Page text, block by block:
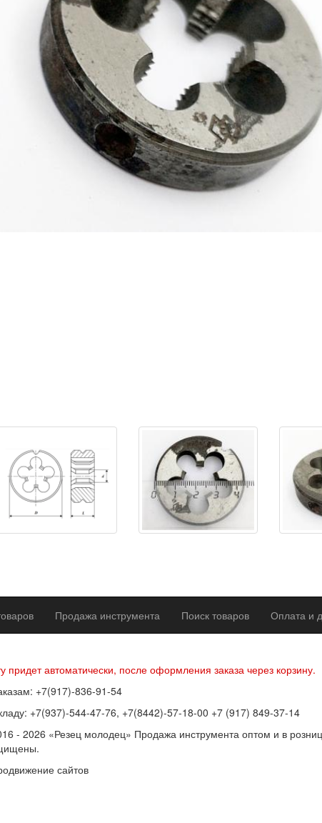
трапецеидальной резьбы.
)
Продажа инструмента Поиск товаров Оплата и
придет автоматически, после оформления заказа через корзину.
+7(917)-836-91-54
+7(937)-544-47-76, +7(8442)-57-18-00 +7 (917) 849-37-14
- 2026 «Резец молодец» Продажа инструмента оптом и в
сайтов